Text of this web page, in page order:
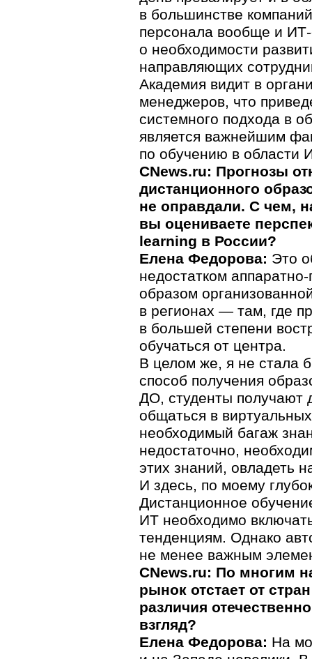
в большинстве
персонала вообще и ИТ-
о необходимости
направляющих
Академия видит в
менеджеров, что
системного подхода в
является важнейшим
по обучению в области
CNews.ru: Прогнозы
дистанционного
не оправдали. С чем,
вы оцениваете
learning в России?
Елена Федорова: Это
недостатком
образом
в регионах — там, где
в большей степени
обучаться от центра.
В целом же, я не стала
способ получения
ДО, студенты получают
общаться в
необходимый багаж
недостаточно,
этих знаний, овладеть
И здесь, по моему
Дистанционное
ИТ необходимо
тенденциям. Однако
не менее важным
CNews.ru: По многим
рынок отстает от
различия
взгляд?
Елена Федорова: На